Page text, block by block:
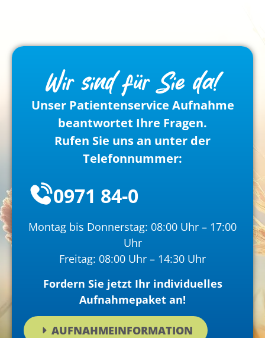
Wir sind für Sie da!
Unser Patientenservice Aufnahme
beantwortet Ihre Fragen.
Rufen Sie uns an unter der
Telefonnummer:
0971 84-0
Montag bis Donnerstag: 08:00 Uhr – 17:00
Uhr
Freitag: 08:00 Uhr – 14:30 Uhr
Fordern Sie jetzt Ihr individuelles
Aufnahmepaket an!
AUFNAHMEINFORMATION